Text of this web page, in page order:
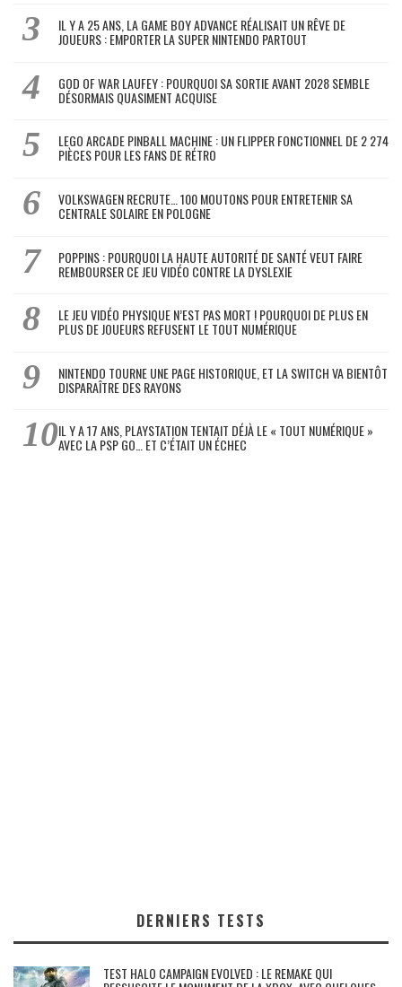
IL Y A 25 ANS, LA GAME BOY ADVANCE RÉALISAIT UN RÊVE DE
JOUEURS : EMPORTER LA SUPER NINTENDO PARTOUT
GOD OF WAR LAUFEY : POURQUOI SA SORTIE AVANT 2028 SEMBLE
DÉSORMAIS QUASIMENT ACQUISE
LEGO ARCADE PINBALL MACHINE : UN FLIPPER FONCTIONNEL DE 2 274
PIÈCES POUR LES FANS DE RÉTRO
VOLKSWAGEN RECRUTE… 100 MOUTONS POUR ENTRETENIR SA
CENTRALE SOLAIRE EN POLOGNE
POPPINS : POURQUOI LA HAUTE AUTORITÉ DE SANTÉ VEUT FAIRE
REMBOURSER CE JEU VIDÉO CONTRE LA DYSLEXIE
LE JEU VIDÉO PHYSIQUE N’EST PAS MORT ! POURQUOI DE PLUS EN
PLUS DE JOUEURS REFUSENT LE TOUT NUMÉRIQUE
NINTENDO TOURNE UNE PAGE HISTORIQUE, ET LA SWITCH VA BIENTÔT
DISPARAÎTRE DES RAYONS
IL Y A 17 ANS, PLAYSTATION TENTAIT DÉJÀ LE « TOUT NUMÉRIQUE »
AVEC LA PSP GO… ET C’ÉTAIT UN ÉCHEC
DERNIERS TESTS
TEST HALO CAMPAIGN EVOLVED : LE REMAKE QUI